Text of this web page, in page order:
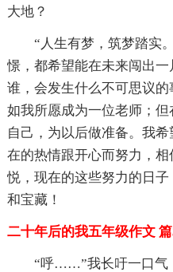
大地？
“人生有梦，筑梦踏实
憬，都希望能在未来闯出
谁，会发生什么不可思议
如我所愿成为一位老师；
自己，为以后做准备。我
在的热情跟开心而努力，
悦，现在的这些努力的日
和宝藏！
二十年后的我五年级作文
“呼……”我长吁一口气